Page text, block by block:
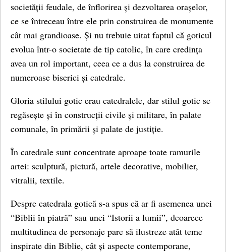
societății feudale, de înflorirea și dezvoltarea orașelor,
ce se întreceau între ele prin construirea de monumente
cât mai grandioase. Și nu trebuie uitat faptul că goticul
evolua într-o societate de tip catolic, în care credința
avea un rol important, ceea ce a dus la construirea de
numeroase biserici și catedrale.
Gloria stilului gotic erau catedralele, dar stilul gotic se
regăsește și în construcții civile și militare, în palate
comunale, în primării și palate de justiție.
În catedrale sunt concentrate aproape toate ramurile
artei: sculptură, pictură, artele decorative, mobilier,
vitralii, textile.
Despre catedrala gotică s-a spus că ar fi asemenea unei
“Biblii în piatră” sau unei “Istorii a lumii”, deoarece
multitudinea de personaje pare să ilustreze atât teme
inspirate din Biblie, cât și aspecte contemporane,